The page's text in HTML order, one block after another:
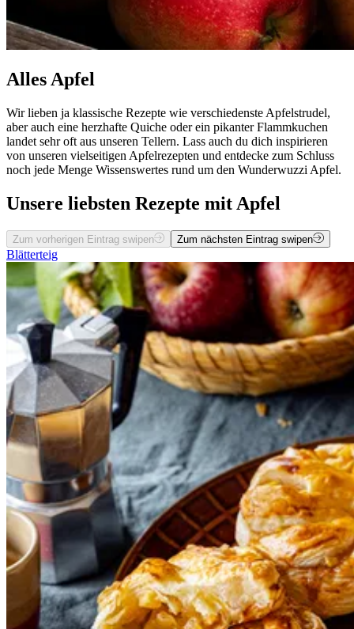
Alles Apfel
Wir lieben ja klassische Rezepte wie verschiedenste Apfelstrudel,
aber auch eine herzhafte Quiche oder ein pikanter Flammkuchen
landet sehr oft aus unseren Tellern. Lass auch du dich inspirieren
von unseren vielseitigen Apfelrezepten und entdecke zum Schluss
noch jede Menge Wissenswertes rund um den Wunderwuzzi Apfel.
Unsere liebsten Rezepte mit Apfel
Zum vorherigen Eintrag swipen Zum nächsten Eintrag swipen
Blätterteig